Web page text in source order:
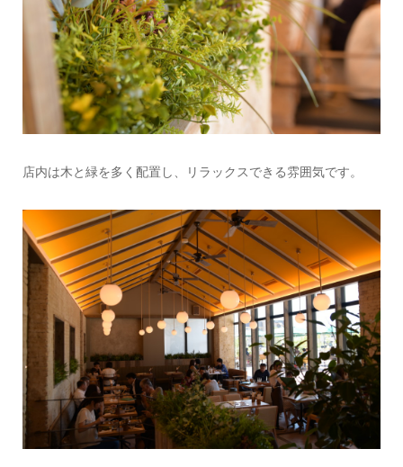
店内は木と緑を多く配置し、リラックスできる雰囲気です。